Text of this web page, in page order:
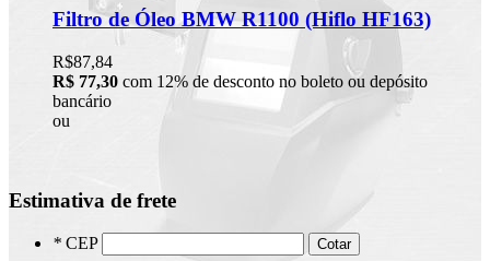
Filtro de Óleo BMW R1100 (Hiflo HF163)
R$87,84
R$ 77,30 com 12% de desconto no boleto ou depósito
bancário
ou
Estimativa de frete
* CEP Cotar